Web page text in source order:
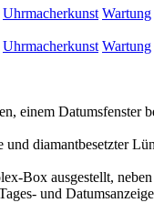
Uhrmacherkunst Wartung
Uhrmacherkunst Wartung